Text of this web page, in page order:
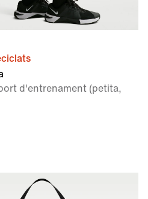
d'entrenament (petita,